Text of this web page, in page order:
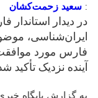
: سعید زحمت‌کشان
در دیدار استاندار
ایران‌شناسی،
فارس مورد
آینده نزدیک تأکید
به گزارش پایگاه